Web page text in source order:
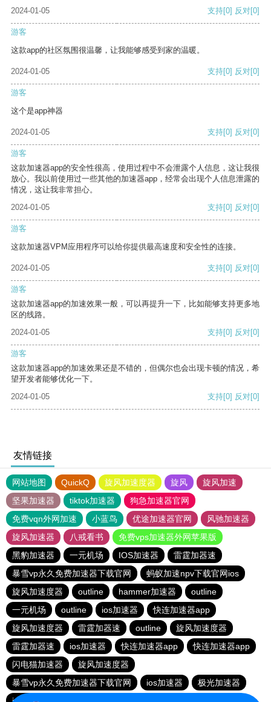
2024-01-05
支持[0] 反对[0]
游客
这款app的社区氛围很温馨，让我能够感受到家的温暖。
2024-01-05 支持[0] 反对[0]
游客
这个是app神器
2024-01-05 支持[0] 反对[0]
游客
这款加速器app的安全性很高，使用过程中不会泄露个人信息，这让我很
放心。我以前使用过一些其他的加速器app，经常会出现个人信息泄露的
情况，这让我非常担心。
2024-01-05
支持[0] 反对[0]
游客
这款加速器VPM应用程序可以给你提供最高速度和安全性的连接。
2024-01-05 支持[0] 反对[0]
游客
这款加速器app的加速效果一般，可以再提升一下，比如能够支持更多地
区的线路。
2024-01-05
支持[0] 反对[0]
游客
这款加速器app的加速效果还是不错的，但偶尔也会出现卡顿的情况，希
望开发者能够优化一下。
2024-01-05
支持[0] 反对[0]
友情链接
网站地图 QuickQ 旋风加速度器 旋风
旋风加速
坚果加速器
tiktok加速器
狗急加速器官网
免费vqn外网加速
小蓝鸟 优途加速器官网
风驰加速器
旋风加速器
八戒看书
免费vps加速器外网苹果版
黑豹加速器
一元机场 IOS加速器
雷霆加器速
暴雪vp永久免费加速器下载官网
蚂蚁加速npv下载官网ios
旋风加速度器
outline hammer加速器
outline
一元机场
outline ios加速器
快连加速器app
旋风加速度器
雷霆加器速 outline
旋风加速度器
雷霆加器速
ios加速器 快连加速器app
快连加速器app
闪电猫加速器
旋风加速度器
暴雪vp永久免费加速器下载官网
ios加速器
极光加速器